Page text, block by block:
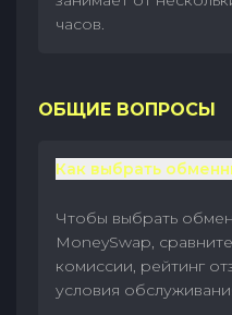
часов.
ОБЩИЕ ВОПРОСЫ
Как выбрать
Чтобы выбрать
MoneySwap,
комиссии, рейтинг
условия